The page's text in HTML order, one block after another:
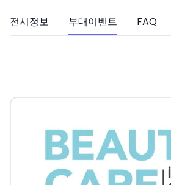
전시정보 부대이벤트 FAQ